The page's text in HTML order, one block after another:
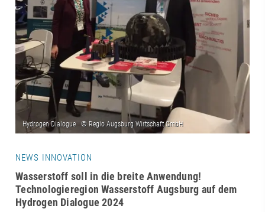
NEWS INNOVATION
Wasserstoff soll in die breite Anwendung!
Technologieregion Wasserstoff Augsburg auf dem
Hydrogen Dialogue 2024